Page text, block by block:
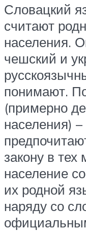
Словацкий
считают
населения.
чешский и
понимают.
(примерно
населения)
закону в тех
население
их родной
наряду со